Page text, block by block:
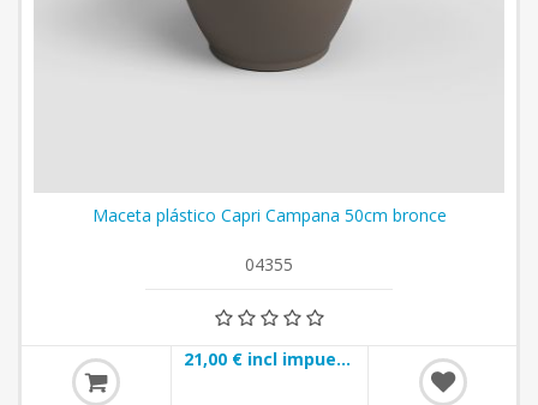
Maceta plástico Capri Campana 50cm bronce
04355
21,00 € incl impuestos